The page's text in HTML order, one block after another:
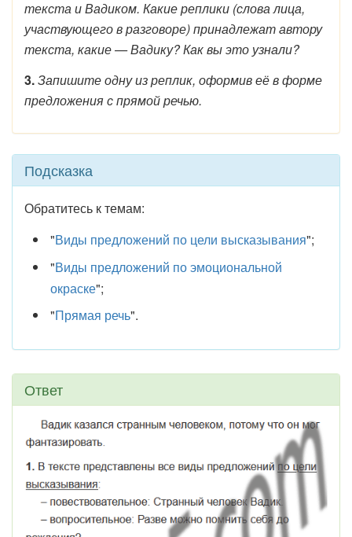
текста и Вадиком. Какие реплики (слова лица,
участвующего в разговоре) принадлежат автору
текста, какие — Вадику? Как вы это узнали?
3.Запишите одну из реплик, оформив её в форме
предложения с прямой речью.
Подсказка
Обратитесь к темам:
"Виды предложений по цели высказывания";
"Виды предложений по эмоциональной
окраске";
"Прямая речь".
Ответ